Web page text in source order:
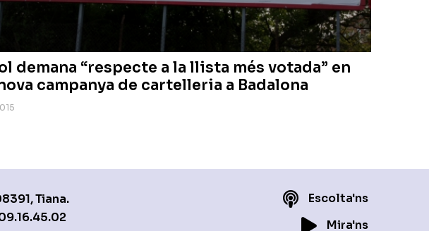
demana “respecte a la llista més votada” en
campanya de cartelleria a Badalona
Tiana.
Escolta'ns
Mira'ns